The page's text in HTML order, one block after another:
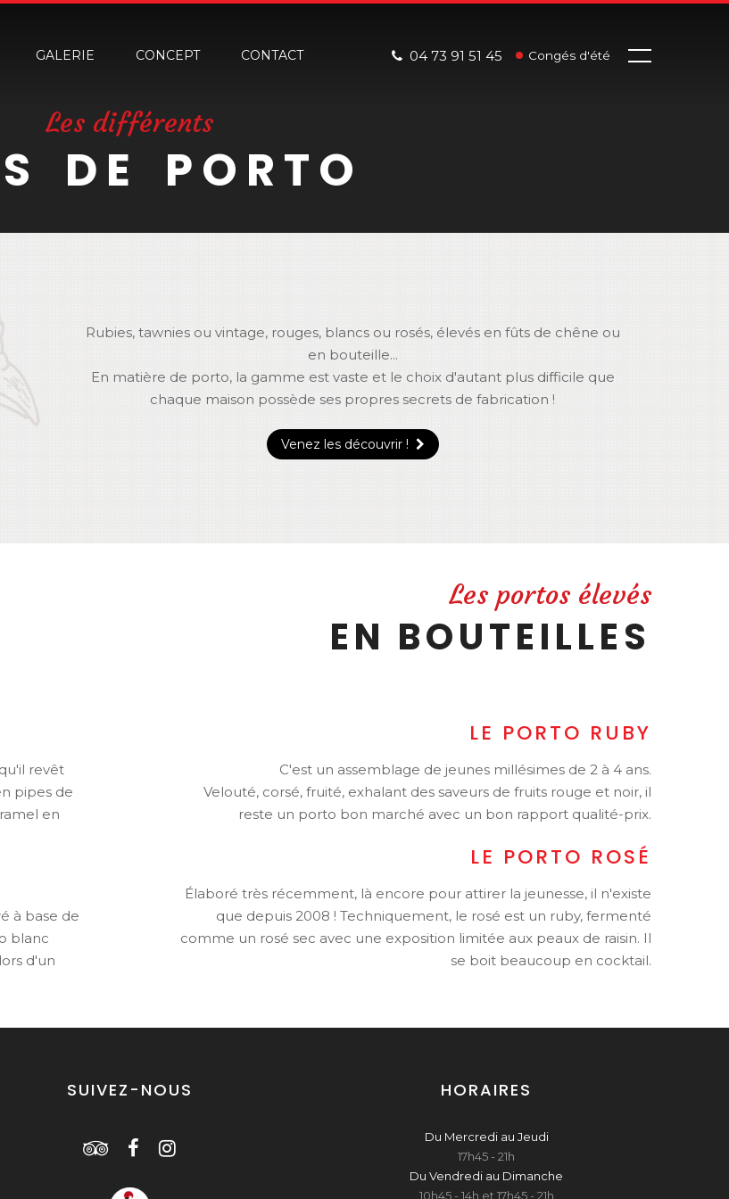
GALERIE CONCEPT CONTACT 04 73 91 51 45 Congés d'été
Les différents
DE PORTO
Rubies, tawnies ou vintage, rouges, blancs ou rosés, élevés en fûts de chêne ou
en bouteille...
En matière de porto, la gamme est vaste et le choix d'autant plus difficile que
chaque maison possède ses propres secrets de fabrication !
Venez les découvrir !
revêt
pipes de
en
à base de
blanc
d'un
Les portos élevés
EN BOUTEILLES
LE PORTO RUBY
C'est un assemblage de jeunes millésimes de 2 à 4 ans.
Velouté, corsé, fruité, exhalant des saveurs de fruits rouge et noir, il
reste un porto bon marché avec un bon rapport qualité-prix.
LE PORTO ROSÉ
Élaboré très récemment, là encore pour attirer la jeunesse, il n'existe
que depuis 2008 ! Techniquement, le rosé est un ruby, fermenté
comme un rosé sec avec une exposition limitée aux peaux de raisin. Il
se boit beaucoup en cocktail.
SUIVEZ-NOUS HORAIRES
Du Mercredi au Jeudi
17h45 - 21h
Du Vendredi au Dimanche
10h45 - 14h et 17h45 - 21h